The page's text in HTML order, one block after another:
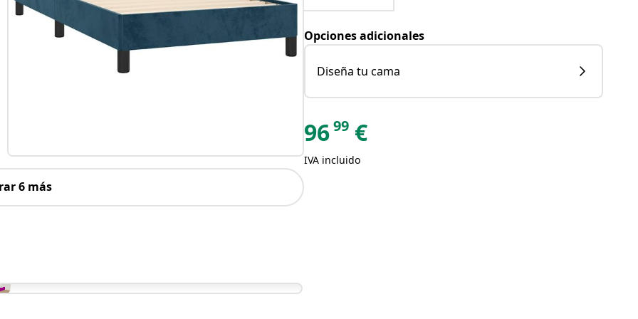
6 más
Opciones adicionales
Diseña tu cama
9699 €
IVA incluido